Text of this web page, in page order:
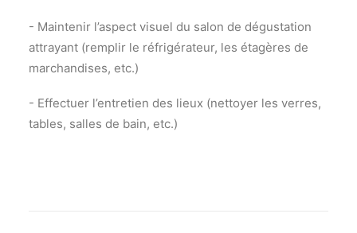
- Maintenir l’aspect visuel du salon de dégustation
attrayant (remplir le réfrigérateur, les étagères de
marchandises, etc.)
- Effectuer l’entretien des lieux (nettoyer les verres,
tables, salles de bain, etc.)